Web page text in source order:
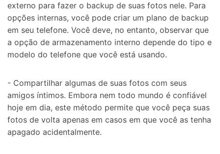
externo para fazer o backup de suas fotos nele. Para
opções internas, você pode criar um plano de backup
em seu telefone. Você deve, no entanto, observar que
a opção de armazenamento interno depende do tipo e
modelo do telefone que você está usando.
- Compartilhar algumas de suas fotos com seus
amigos íntimos. Embora nem todo mundo é confiável
hoje em dia, este método permite que você peça suas
fotos de volta apenas em casos em que você as tenha
apagado acidentalmente.